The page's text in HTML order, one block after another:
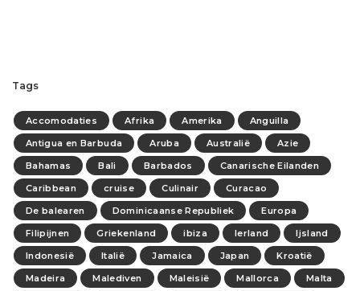
Tags
Accomodaties Afrika Amerika
Anguilla
Antigua en Barbuda
Aruba Australië
Azie
Bahamas
Bali Barbados
Canarische Eilanden
Caribbean
cruise Culinair
Curacao
De balearen
Dominicaanse Republiek
Europa
Filipijnen
Griekenland ibiza Ierland
Ijsland
Indonesië
Italië Jamaica Japan
Kroatië
Madeira
Malediven Maleisië Mallorca
Malta